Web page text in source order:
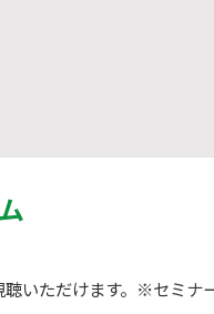
いただけます。※セミナ